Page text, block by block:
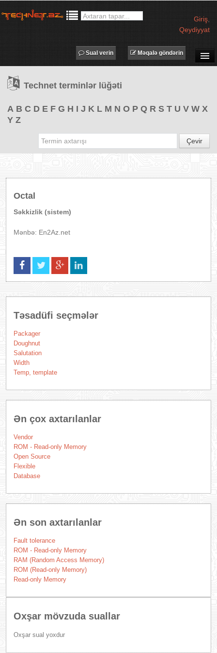
Giriş
Qeydiyyat
TƏDBİRLƏR
PROQRAMLAR
Məqalə göndərin
Sual verin
Technet terminlər lüğəti
A B C D E F G H I J K L M N O P Q R S T U V W X
Y Z
Çevir
Octal
Səkkizlik (sistem)
Mənbə: En2Az.net
Təsadüfi seçmələr
Packager
Doughnut
Salutation
Width
Temp, template
Ən çox axtarılanlar
Vendor
ROM - Read-only Memory
Open Source
Flexible
Database
Ən son axtarılanlar
Fault tolerance
ROM - Read-only Memory
RAM (Random Access Memory)
ROM (Read-only Memory)
Read-only Memory
Oxşar mövzuda suallar
Oxşar sual yoxdur